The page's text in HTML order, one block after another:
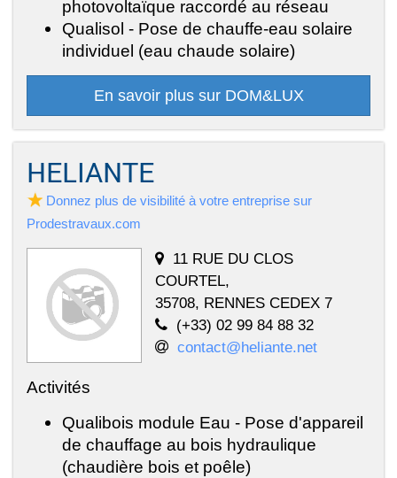
photovoltaïque raccordé au réseau
Qualisol - Pose de chauffe-eau solaire
individuel (eau chaude solaire)
En savoir plus sur DOM&LUX
HELIANTE
Donnez plus de visibilité à votre entreprise sur
Prodestravaux.com
11 RUE DU CLOS
COURTEL,
35708, RENNES CEDEX 7
(+33) 02 99 84 88 32
contact@heliante.net
Activités
Qualibois module Eau - Pose d'appareil
de chauffage au bois hydraulique
(chaudière bois et poêle)